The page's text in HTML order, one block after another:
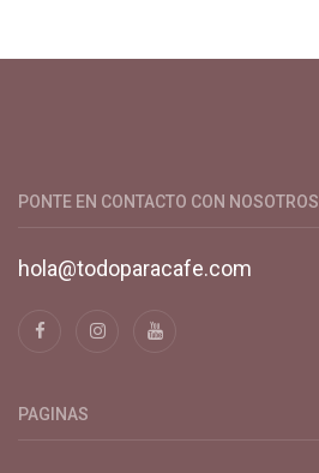
PONTE EN CONTACTO CON NOSOTROS
hola@todoparacafe.com
PAGINAS